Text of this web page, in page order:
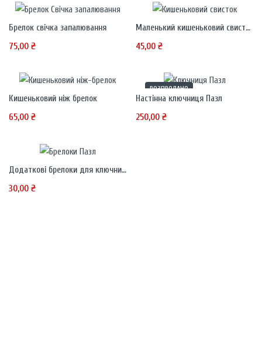
Брелок свічка запалювання
75,00 ₴
Маленький кишеньковий свисток
45,00 ₴
Кишеньковий ніж брелок
65,00 ₴
РОЗПРОДАНО
Настінна ключниця Пазл
250,00 ₴
Додаткові брелоки для ключниці Пазл
30,00 ₴